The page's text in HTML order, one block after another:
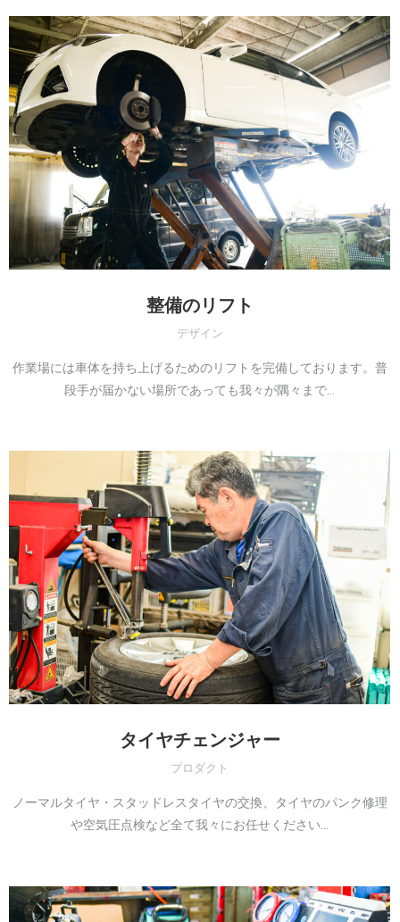
整備のリフト
デザイン
作業場には車体を持ち上げるためのリフトを完備しております。普
段手が届かない場所であっても我々が隅々まで…
タイヤチェンジャー
プロダクト
ノーマルタイヤ・スタッドレスタイヤの交換、タイヤのパンク修理
や空気圧点検など全て我々にお任せください…